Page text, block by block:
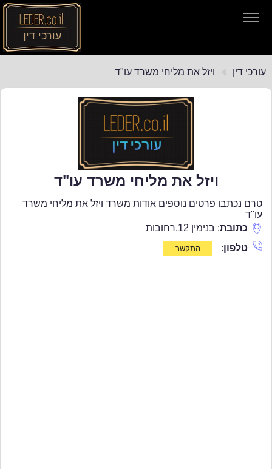
עורכי דין
עורכי דין
עורכי דין ויזל את מליחי משרד עו"ד
ויזל את מליחי משרד עו"ד
טרם נכתבו פרטים נוספים אודות משרד ויזל את מליחי משרד
עו"ד
כתובת: בנימין 12 ,רחובות
טלפון: